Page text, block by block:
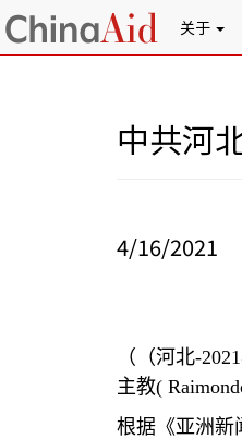
关于
中共河
4/16/2021
（（河北-2021
主教(
根据《亚洲新